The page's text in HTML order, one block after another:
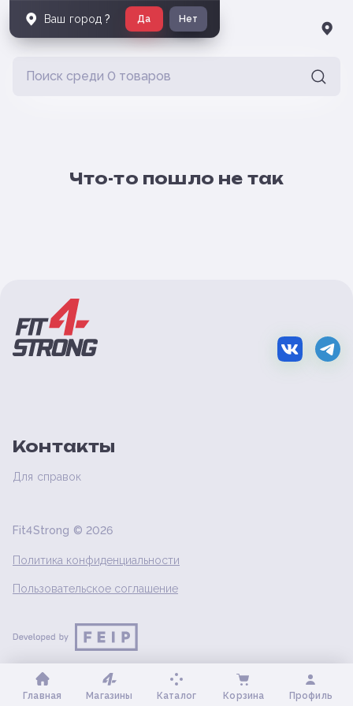
Что-то пошло не так
Контакты
Для справок
Fit4Strong © 2026
Политика конфиденциальности
Пользовательское соглашение
Главная Магазины Каталог Корзина Профиль
Ваш город ? Да Нет